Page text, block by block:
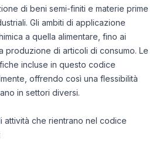
di beni semi-finiti e materie prime
Gli ambiti di applicazione
a quella alimentare, fino ai
produzione di articoli di consumo. Le
incluse in questo codice
offrendo così una flessibilità
in settori diversi.
attività che rientrano nel codice